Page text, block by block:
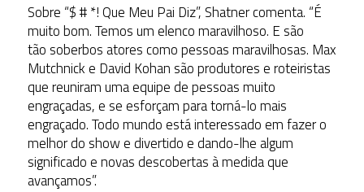
Sobre “$ # *! Que Meu Pai Diz”, Shatner comenta. “É
muito bom. Temos um elenco maravilhoso. E são
tão soberbos atores como pessoas maravilhosas. Max
Mutchnick e David Kohan são produtores e roteiristas
que reuniram uma equipe de pessoas muito
engraçadas, e se esforçam para torná-lo mais
engraçado. Todo mundo está interessado em fazer o
melhor do show e divertido e dando-lhe algum
significado e novas descobertas à medida que
avançamos”.